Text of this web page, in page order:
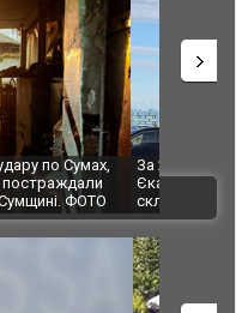
з Україною: в
загорівся
"Мої